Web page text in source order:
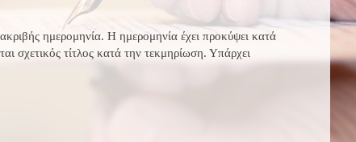
ημερομηνία. Η ημερομηνία έχει προκύψει κατά
σχετικός τίτλος κατά την τεκμηρίωση. Υπάρχει